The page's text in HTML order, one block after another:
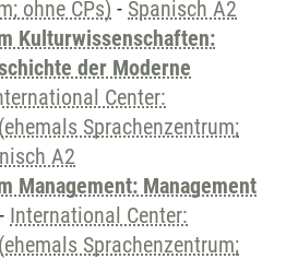
ohne CPs) - Spanisch A2
Kulturwissenschaften:
der Moderne
Center:
Sprachenzentrum;
A2
Management: Management
- International Center:
Sprachenzentrum;